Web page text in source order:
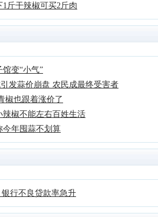
斤干辣椒可买2斤肉
变“小气”
发蒜价崩盘 农民成最终受害者
椒也跟着涨价了
椒不能左右百姓生活
今年囤蒜不划算
行不良贷款率急升